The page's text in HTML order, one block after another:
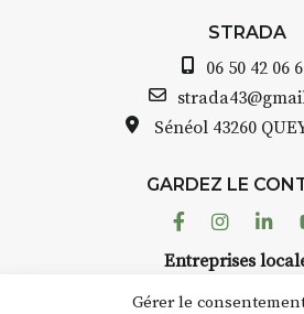
Gérer le
avez ouvert
Bernard
pas une
dans le
caves, les
Fumoir est
STRADA
06 50 42 06
Sénéol 43260
GARDEZ LE
Facebook
Entreprises